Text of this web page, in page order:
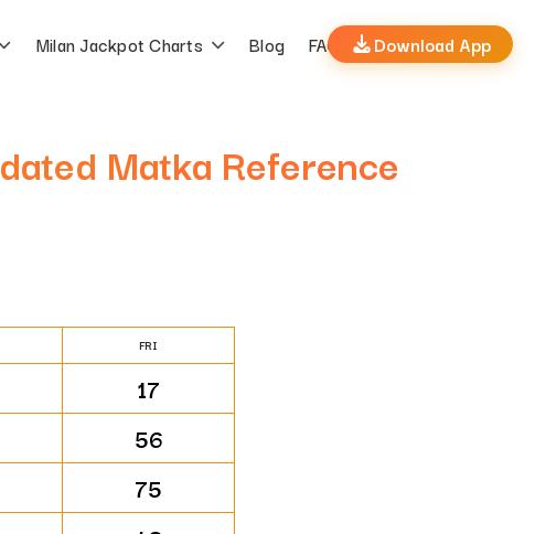
Milan Jackpot Charts Blog FAQs Download App
Matka Reference
FRI
17
56
75